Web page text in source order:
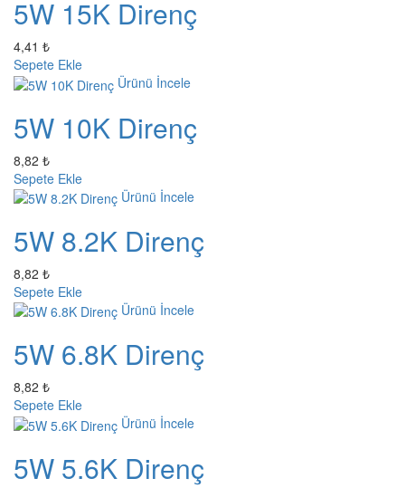
5W 15K Direnç
4,41 ₺
Sepete Ekle
Ürünü İncele
5W 10K Direnç
8,82 ₺
Sepete Ekle
Ürünü İncele
5W 8.2K Direnç
8,82 ₺
Sepete Ekle
Ürünü İncele
5W 6.8K Direnç
8,82 ₺
Sepete Ekle
Ürünü İncele
5W 5.6K Direnç